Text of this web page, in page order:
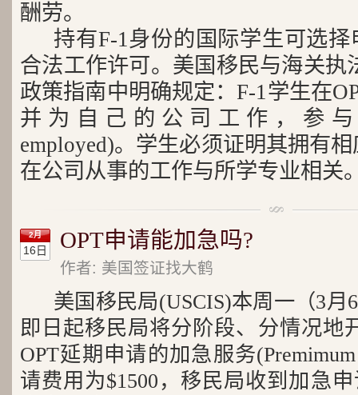
酬劳。
持有F-1身份的国际学生可选
合法工作许可。美国移民与海关执
政策指南中明确规定：F-1学生在
并为自己的公司工作，参
employed)。学生必须证明其拥有
在公司从事的工作与所学专业相关
2月
16日 OPT申请能加急吗?
作者: 美国签证找大鹤
美国移民局(USCIS)本周一（3
即日起移民局将分阶段、分情况地
OPT延期申请的加急服务
请费用为$1500，移民局收到加急